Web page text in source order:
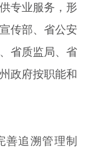
专业服务，形
传部、省公安
省质监局、省
政府按职能和
善追溯管理制